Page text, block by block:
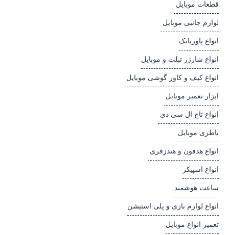
قطعات موبایل
لوازم جانبی موبایل
انواع پاوربانک
انواع شارژر تبلت و موبایل
انواع کیف و کاور گوشی موبایل
ابزار تعمیر موبایل
انواع تاچ ال سی دی
باطری موبایل
انواع هدفون و هندزفری
انواع اسپیکر
ساعت هوشمند
انواع لوازم بازی و پلی استیشن
تعمیر انواع موبایل